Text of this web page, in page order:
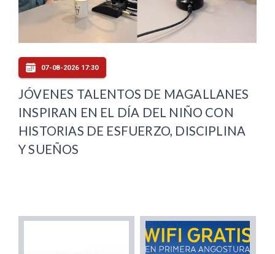
07-08-2026 17:30
JÓVENES TALENTOS DE MAGALLANES
INSPIRAN EN EL DÍA DEL NIÑO CON
HISTORIAS DE ESFUERZO, DISCIPLINA
Y SUEÑOS